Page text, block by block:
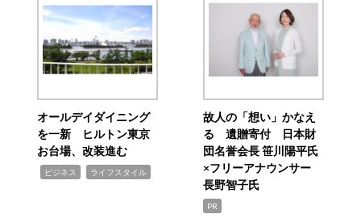
オールデイダイニング
を一新 ヒルトン東京
お台場、改装進む
ビジネス ライフスタイル
故人の「想い」かなえ
る 遺贈寄付 日本財
団名誉会長 笹川陽平氏
×フリーアナウンサー
長野智子氏
PR